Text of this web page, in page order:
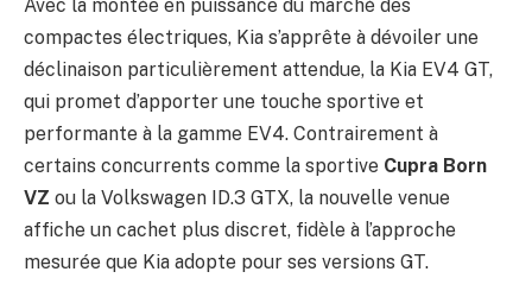
Avec la montée en puissance du marché des
compactes électriques, Kia s’apprête à dévoiler une
déclinaison particulièrement attendue, la Kia EV4 GT,
qui promet d’apporter une touche sportive et
performante à la gamme EV4. Contrairement à
certains concurrents comme la sportive Cupra Born
VZ ou la Volkswagen ID.3 GTX, la nouvelle venue
affiche un cachet plus discret, fidèle à l’approche
mesurée que Kia adopte pour ses versions GT.